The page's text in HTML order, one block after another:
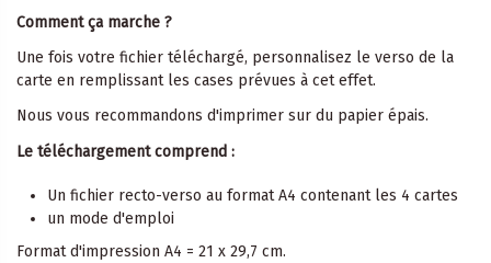
Comment ça marche ?
Une fois votre fichier téléchargé, personnalisez le verso de la
carte en remplissant les cases prévues à cet effet.
Nous vous recommandons d'imprimer sur du papier épais.
Le téléchargement comprend :
Un fichier recto-verso au format A4 contenant les 4 cartes
un mode d'emploi
Format d'impression A4 = 21 x 29,7 cm.